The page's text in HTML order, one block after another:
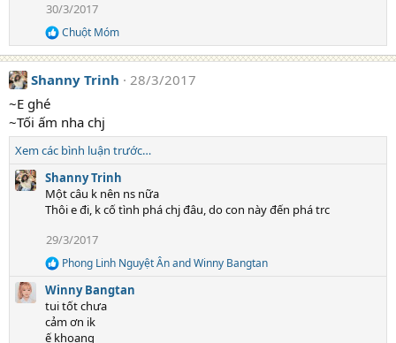
i
o
n
s
30/3/2017
R
e
a
c
t
i
o
n
s
Chuột Móm
Shanny Trinh
28/3/2017
~E ghé
~Tối ấm nha chj
Xem các bình luận trước…
Shanny Trinh
Một câu k nên ns nữa
Thôi e đi, k cố tình phá chj đâu, do con này đến phá trc
29/3/2017
R
e
a
c
t
i
Phong Linh Nguyệt ÂnandWinny Bangtan
Winny Bangtan
tui tốt chưa
cảm ơn ik
ế khoang